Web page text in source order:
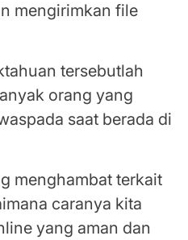
mengirimkan file
tersebutlah
orang yang
saat berada di
menghambat terkait
caranya kita
yang aman dan